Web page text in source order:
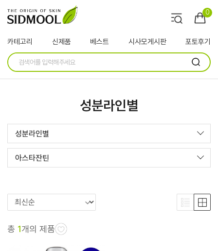
0
카테고리 신제품 베스트 시사모게시판 포토후기
성분라인별
성분라인별
아스타잔틴
총 1개의 제품